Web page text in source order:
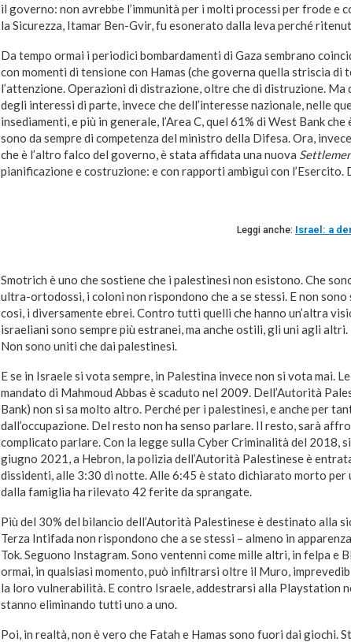
il governo: non avrebbe l’immunità per i molti processi per frode e
la Sicurezza, Itamar Ben-Gvir, fu esonerato dalla leva perché
Da tempo ormai i periodici bombardamenti di Gaza sembrano
con momenti di tensione con Hamas (che governa quella striscia di
l’attenzione. Operazioni di distrazione, oltre che di distruzione.
degli interessi di parte, invece che dell’interesse nazionale, nelle
insediamenti, e più in generale, l’Area C, quel 61% di West Bank
sono da sempre di competenza del ministro della Difesa. Ora,
che è l’altro falco del governo, è stata affidata una nuova
pianificazione e costruzione: e con rapporti ambigui con l’Esercito.
Leggi anche: Israel: a
Smotrich è uno che sostiene che i palestinesi non esistono. Che
ultra-ortodossi, i coloni non rispondono che a se stessi. E non
così, i diversamente ebrei. Contro tutti quelli che hanno un’altra
israeliani sono sempre più estranei, ma anche ostili, gli uni agli
Non sono uniti che dai palestinesi.
E se in Israele si vota sempre, in Palestina invece non si vota mai.
mandato di Mahmoud Abbas è scaduto nel 2009. Dell’Autorità
Bank) non si sa molto altro. Perché per i palestinesi, e anche per
dall’occupazione. Del resto non ha senso parlare. Il resto, sarà
complicato parlare. Con la legge sulla Cyber Criminalità del 2018,
giugno 2021, a Hebron, la polizia dell’Autorità Palestinese è
dissidenti, alle 3:30 di notte. Alle 6:45 è stato dichiarato morto per
dalla famiglia ha rilevato 42 ferite da sprangate.
Più del 30% del bilancio dell’Autorità Palestinese è destinato alla
Terza Intifada non rispondono che a se stessi – almeno in
Tok. Seguono Instagram. Sono ventenni come mille altri, in felpa e
ormai, in qualsiasi momento, può infiltrarsi oltre il Muro,
la loro vulnerabilità. E contro Israele, addestrarsi alla Playstation
stanno eliminando tutti uno a uno.
Poi, in realtà, non è vero che Fatah e Hamas sono fuori dai giochi.